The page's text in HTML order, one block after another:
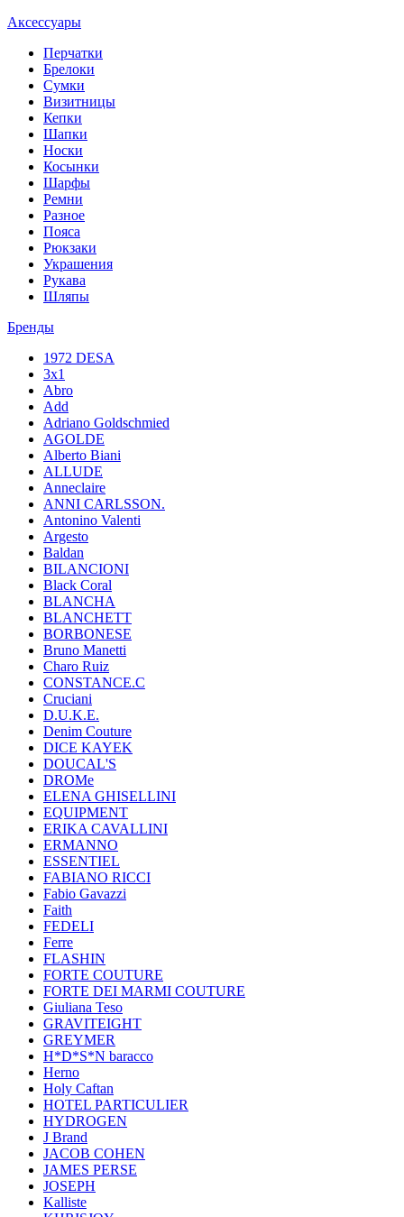
Аксессуары
Перчатки
Брелоки
Сумки
Визитницы
Кепки
Шапки
Носки
Косынки
Шарфы
Ремни
Разное
Пояса
Рюкзаки
Украшения
Рукава
Шляпы
Бренды
1972 DESA
3x1
Abro
Add
Adriano Goldschmied
AGOLDE
Alberto Biani
ALLUDE
Anneclaire
ANNI CARLSSON.
Antonino Valenti
Argesto
Baldan
BILANCIONI
Black Coral
BLANCHA
BLANCHETT
BORBONESE
Bruno Manetti
Charo Ruiz
CONSTANCE.C
Cruciani
D.U.K.E.
Denim Couture
DICE KAYEK
DOUCAL'S
DROMe
ELENA GHISELLINI
EQUIPMENT
ERIKA CAVALLINI
ERMANNO
ESSENTIEL
FABIANO RICCI
Fabio Gavazzi
Faith
FEDELI
Ferre
FLASHIN
FORTE COUTURE
FORTE DEI MARMI COUTURE
Giuliana Teso
GRAVITEIGHT
GREYMER
H*D*S*N baracco
Herno
Holy Caftan
HOTEL PARTICULIER
HYDROGEN
J Brand
JACOB COHEN
JAMES PERSE
JOSEPH
Kalliste